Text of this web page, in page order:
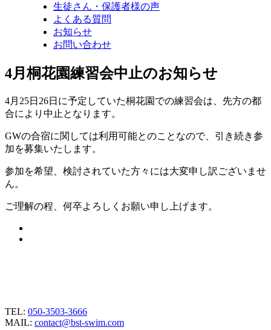
生徒さん・保護者様の声
よくある質問
お知らせ
お問い合わせ
4月桐花園練習会中止のお知らせ
4月25日26日に予定していた桐花園での練習会は、先方の都
合により中止となります。
GWの合宿に関しては利用可能とのことなので、引き続き参
加を募集いたします。
参加を希望、検討されていた方々には大変申し訳ございませ
ん。
ご理解の程、何卒よろしくお願い申し上げます。
TEL: 050-3503-3666
MAIL: contact@bst-swim.com